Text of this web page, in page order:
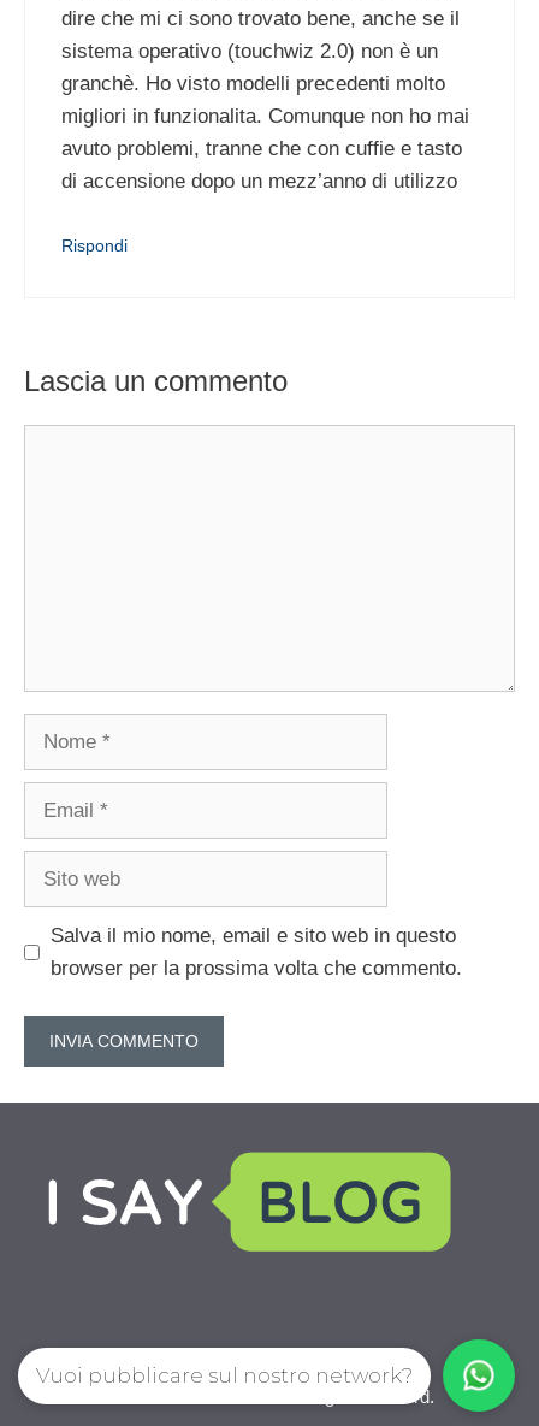
dire che mi ci sono trovato bene, anche se il
sistema operativo (touchwiz 2.0) non è un
granchè. Ho visto modelli precedenti molto
migliori in funzionalita. Comunque non ho mai
avuto problemi, tranne che con cuffie e tasto
di accensione dopo un mezz’anno di utilizzo
Rispondi
Lascia un commento
Nome
Email
Sito
Salva il mio nome, email e sito web in questo
browser per la prossima volta che commento.
IoChiamo.com © 2026. All right reserverd.
Vuoi pubblicare sul nostro network?